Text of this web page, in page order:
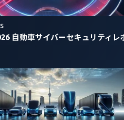
自動車サイバーセキュリティレ
全な再現に、開発者はファー
ングと診断テストに活用して
を下げることで、RAMNは理
ある隔たりを埋め、セキュリ
ジニア、さらには学生が、現
層とセキュリティ層を探求す